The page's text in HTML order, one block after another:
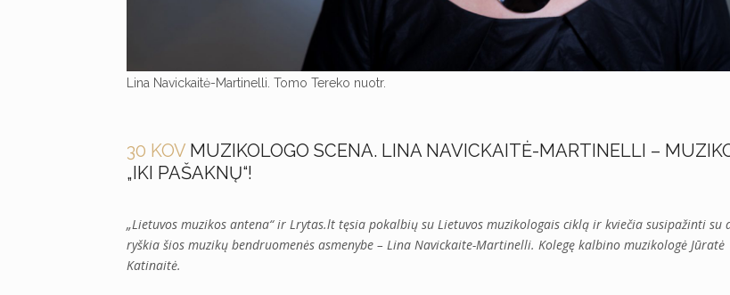
Lina Navickaitė-Martinelli. Tomo Tereko nuotr.
30 KOV MUZIKOLOGO SCENA. LINA NAVICKAITĖ-MARTINELLI –
„IKI PAŠAKNŲ“!
„Lietuvos muzikos antena“ ir Lrytas.lt tęsia pokalbių su Lietuvos muzikologais ciklą ir kviečia susipažinti su
ryškia šios muzikų bendruomenės asmenybe – Lina Navickaite-Martinelli. Kolegę kalbino muzikologė Jūratė
Katinaitė.